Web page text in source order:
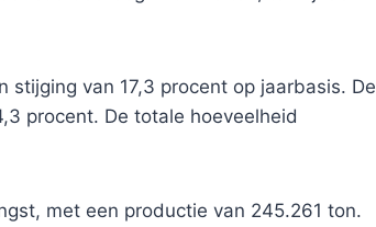
van 17,3 procent op jaarbasis. De
procent. De totale hoeveelheid
met een productie van 245.261 ton.